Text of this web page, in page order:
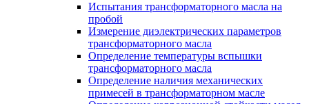
Испытания трансформаторного масла на
пробой
Измерение диэлектрических параметров
трансформаторного масла
Определение температуры вспышки
трансформаторного масла
Определение наличия механических
примесей в трансформаторном масле